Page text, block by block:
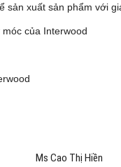
sản xuất sản phẩm với
của Interwood
Ms Cao Thị Hiền